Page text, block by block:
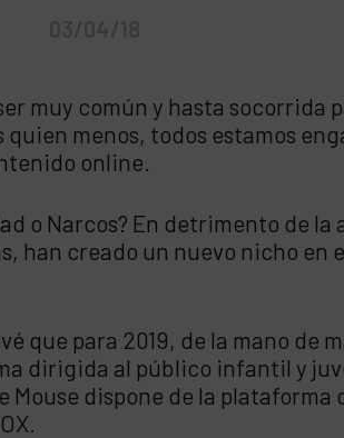
muy común y hasta socorrida
menos, todos estamos
online.
o Narcos? En detrimento de
han creado un nuevo nicho en
que para 2019, de la mano
dirigida al público infantil y
Mouse dispone de la plataforma